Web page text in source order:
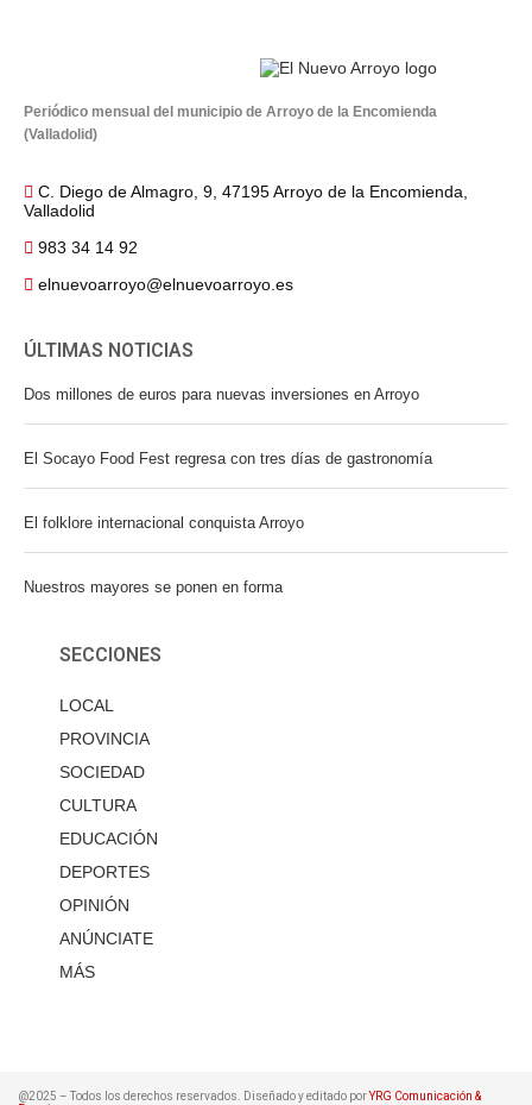
Periódico mensual del municipio de Arroyo de la Encomienda
(Valladolid)
C. Diego de Almagro, 9, 47195 Arroyo de la Encomienda,
Valladolid
983 34 14 92
elnuevoarroyo@elnuevoarroyo.es
ÚLTIMAS NOTICIAS
Dos millones de euros para nuevas inversiones en Arroyo
El Socayo Food Fest regresa con tres días de gastronomía
El folklore internacional conquista Arroyo
Nuestros mayores se ponen en forma
SECCIONES
LOCAL
PROVINCIA
SOCIEDAD
CULTURA
EDUCACIÓN
DEPORTES
OPINIÓN
ANÚNCIATE
MÁS
@2025 – Todos los derechos reservados. Diseñado y editado porYRG Comunicación &